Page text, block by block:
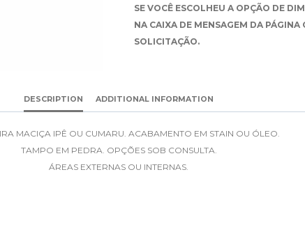
SE VOCÊ ESCOLHEU A OPÇÃO DE
NA CAIXA DE MENSAGEM DA
SOLICITAÇÃO.
DESCRIPTION ADDITIONAL INFORMATION
MACIÇA IPÊ OU CUMARU. ACABAMENTO EM STAIN OU ÓLEO.
TAMPO EM PEDRA. OPÇÕES SOB CONSULTA.
ÁREAS EXTERNAS OU INTERNAS.